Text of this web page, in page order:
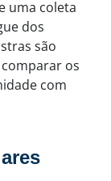
uma coleta
dos
são
os
com